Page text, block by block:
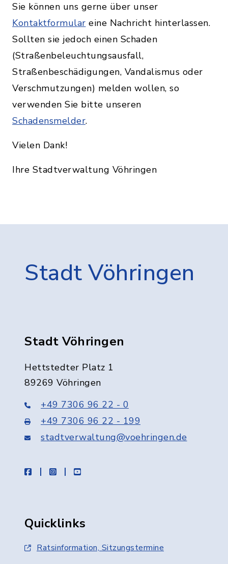
Sie können uns gerne über unser
Kontaktformular eine Nachricht hinterlassen.
Sollten sie jedoch einen Schaden
(Straßenbeleuchtungsausfall,
Straßenbeschädigungen, Vandalismus oder
Verschmutzungen) melden wollen, so
verwenden Sie bitte unseren
Schadensmelder.
Vielen Dank!
Ihre Stadtverwaltung Vöhringen
Stadt Vöhringen
Stadt Vöhringen
Hettstedter Platz 1
89269 Vöhringen
+49 7306 96 22 - 0
+49 7306 96 22 - 199
stadtverwaltung@voehringen.de
facebookinstagramyoutube
Quicklinks
Ratsinformation, Sitzungstermine